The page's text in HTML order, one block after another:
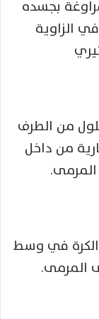
بجسده
الزاوية
من الطرف
من داخل
الكرة في وسط
المرمى.